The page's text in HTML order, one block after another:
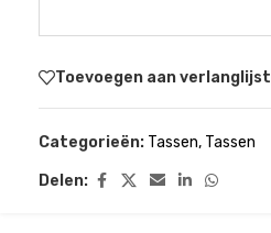
Toevoegen aan verlanglijst
Categorieën: Tassen, Tassen
Delen: